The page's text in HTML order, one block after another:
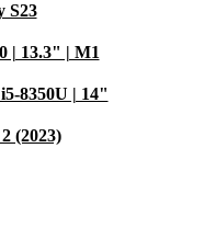
S23
| 13.3" | M1
8350U | 14"
(2023)